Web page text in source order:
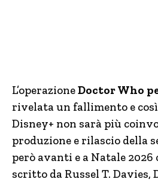
L’operazioneDoctor Who
rivelata un fallimento e
Disney+ non sarà più
produzione e rilascio della
però avanti e a Natale 2026
scritto da Russel T.